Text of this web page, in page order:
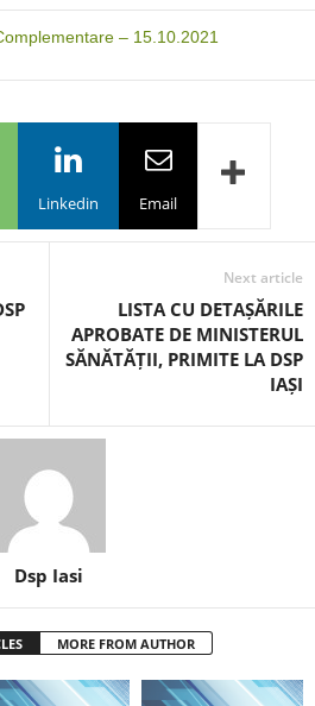
– 15.10.2021
Linkedin Email
Next article
LISTA CU DETAȘĂRILE
APROBATE DE MINISTERUL
SĂNĂTĂȚII, PRIMITE LA DSP
IAȘI
Dsp Iasi
MORE FROM AUTHOR